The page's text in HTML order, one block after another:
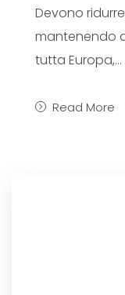
Devono
mantenendo
tutta Europa,…
Read More